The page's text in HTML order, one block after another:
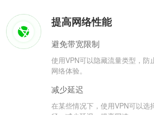
提高网络性能
避免带宽限制
使用VPN可以隐藏流量类型，防
网络体验。
减少延迟
在某些情况下，使用VPN可以选